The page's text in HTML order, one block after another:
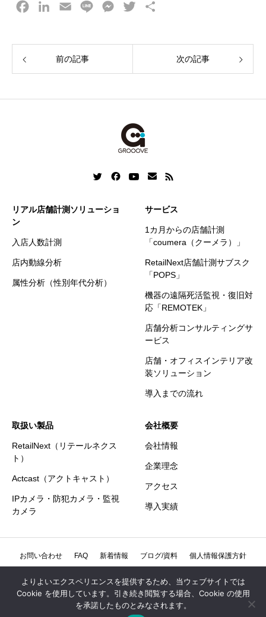
b
k
e
i
l
M
e
t
前の記事 次の記事
リアル店舗計測ソリューショ
ン
入店人数計測
店内動線分析
属性分析（性別年代分析）
サービス
1カ月からの店舗計測
「coumera（クーメラ）」
RetailNext店舗計測サブスク
「POPS」
機器の遠隔死活監視・復旧対
応「REMOTEK」
店舗分析コンサルティングサ
ービス
店舗・オフィスインテリア改
装ソリューション
導入までの流れ
取扱い製品
RetailNext（リテールネクス
ト）
Actcast（アクトキャスト）
IPカメラ・防犯カメラ・監視
カメラ
会社概要
会社情報
企業理念
アクセス
導入実績
お問い合わせ FAQ 新着情報 ブログ/資料 個人情報保護方針
情報セキュリティ方針
よりよいエクスペリエンスを提供するため、当ウェブサイトでは
Cookie を使用しています。引き続き閲覧する場合、Cookie の使用
を承諾したものとみなされます。